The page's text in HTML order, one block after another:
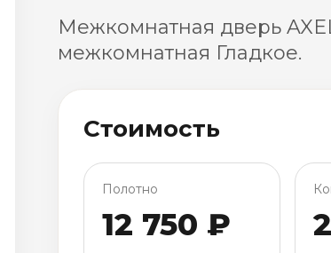
Межкомнатная дверь
межкомнатная Гладкое.
Стоимость
Полотно
12 750 ₽